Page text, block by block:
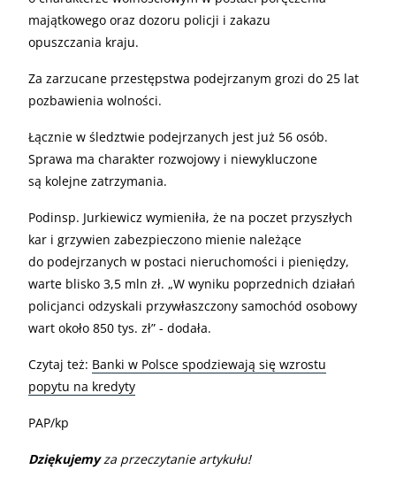
majątkowego oraz dozoru policji i zakazu
opuszczania kraju.
Za zarzucane przestępstwa podejrzanym grozi do 25 lat
pozbawienia wolności.
Łącznie w śledztwie podejrzanych jest już 56 osób.
Sprawa ma charakter rozwojowy i niewykluczone
są kolejne zatrzymania.
Podinsp. Jurkiewicz wymieniła, że na poczet przyszłych
kar i grzywien zabezpieczono mienie należące
do podejrzanych w postaci nieruchomości i pieniędzy,
warte blisko 3,5 mln zł. „W wyniku poprzednich działań
policjanci odzyskali przywłaszczony samochód osobowy
wart około 850 tys. zł” - dodała.
Czytaj też: Banki w Polsce spodziewają się wzrostu
popytu na kredyty
PAP/kp
Dziękujemyza przeczytanie artykułu!